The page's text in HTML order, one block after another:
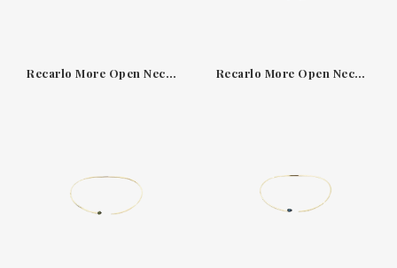
Recarlo More Open Necklace Amethyst N86RI022/GAMV-OS Recarlo More Open Necklace Citrine N86RI021/GCTG-OS